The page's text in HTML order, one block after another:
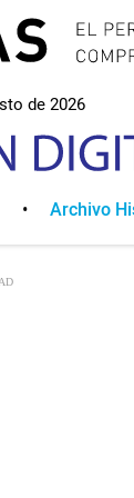
de 2026
Archivo